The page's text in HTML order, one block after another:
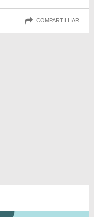
COMPARTILHAR